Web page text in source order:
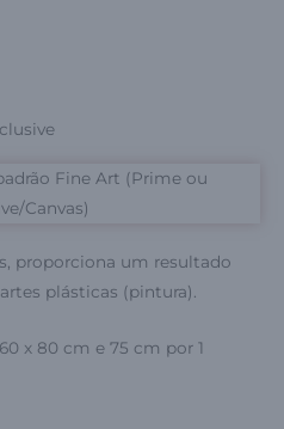
proporciona um resultado
plásticas (pintura).
x 80 cm e 75 cm por 1